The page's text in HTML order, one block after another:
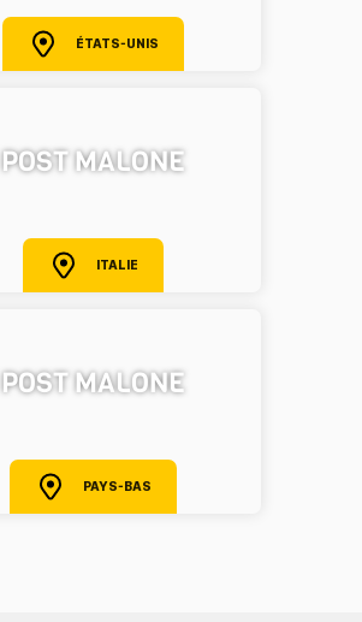
ÉTATS-UNIS
POST MALONE
ITALIE
POST MALONE
PAYS-BAS